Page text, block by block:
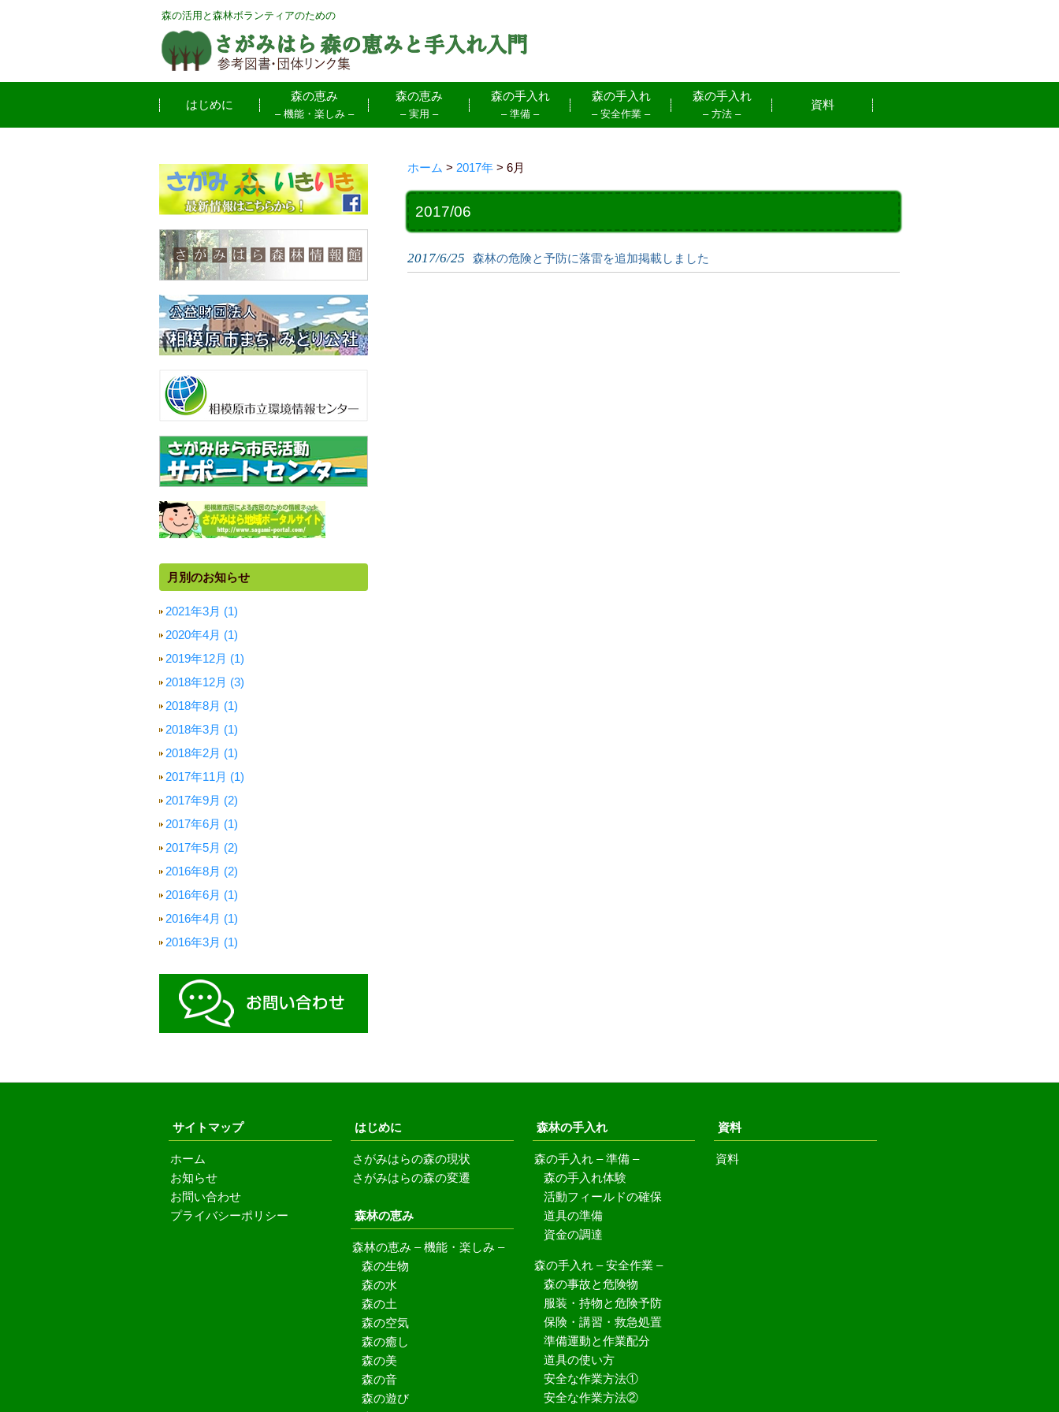
森の活用と森林ボランティアのための
はじめに
森の恵み
– 機能・楽しみ –
森の恵み
– 実用 –
森の手入れ
– 準備 –
森の手入れ
– 安全作業 –
森の手入れ
– 方法 –
資料
ホーム > 2017年 > 6月
2017/06
2017/6/25 森林の危険と予防に落雷を追加掲載しました
月別のお知らせ
2021年3月 (1)
2020年4月 (1)
2019年12月 (1)
2018年12月 (3)
2018年8月 (1)
2018年3月 (1)
2018年2月 (1)
2017年11月 (1)
2017年9月 (2)
2017年6月 (1)
2017年5月 (2)
2016年8月 (2)
2016年6月 (1)
2016年4月 (1)
2016年3月 (1)
サイトマップ
ホーム
お知らせ
お問い合わせ
プライバシーポリシー
はじめに
さがみはらの森の現状
さがみはらの森の変遷
森林の恵み
森林の恵み – 機能・楽しみ –
森の生物
森の水
森の土
森の空気
森の癒し
森の美
森の音
森の遊び
森林の手入れ
森の手入れ – 準備 –
森の手入れ体験
活動フィールドの確保
道具の準備
資金の調達
森の手入れ – 安全作業 –
森の事故と危険物
服装・持物と危険予防
保険・講習・救急処置
準備運動と作業配分
道具の使い方
安全な作業方法①
安全な作業方法②
資料
資料